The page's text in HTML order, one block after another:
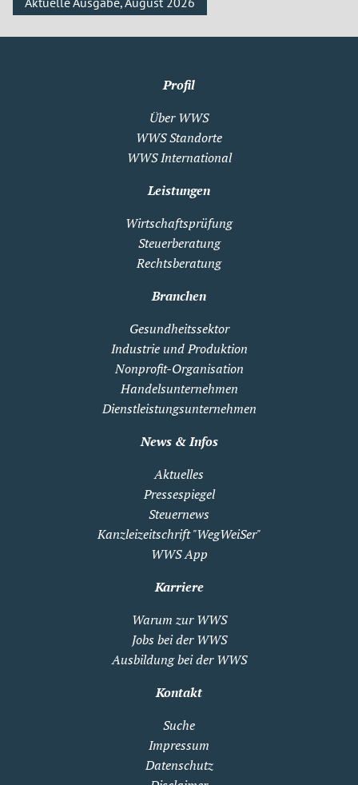
Profil
Über WWS
WWS Standorte
WWS International
Leistungen
Wirtschaftsprüfung
Steuerberatung
Rechtsberatung
Branchen
Gesundheitssektor
Industrie und Produktion
Nonprofit-Organisation
Handelsunternehmen
Dienstleistungsunternehmen
News & Infos
Aktuelles
Pressespiegel
Steuernews
Kanzleizeitschrift "WegWeiSer"
WWS App
Karriere
Warum zur WWS
Jobs bei der WWS
Ausbildung bei der WWS
Kontakt
Suche
Impressum
Datenschutz